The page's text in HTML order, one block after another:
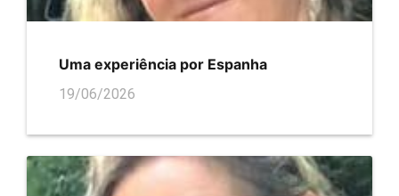
Uma experiência por Espanha
19/06/2026